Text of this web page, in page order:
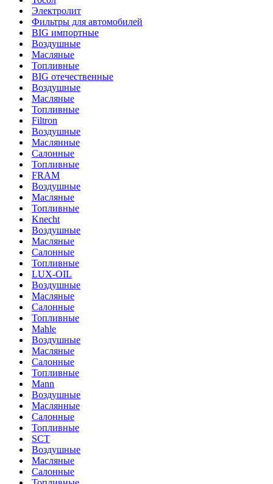
Электролит
Фильтры для автомобилей
BIG импортные
Воздушные
Масляные
Топливные
BIG отечественные
Воздушные
Масляные
Топливные
Filtron
Воздушные
Маслянные
Салонные
Топливные
FRAM
Воздушные
Масляные
Топливные
Knecht
Воздушные
Масляные
Салонные
Топливные
LUX-OIL
Воздушные
Масляные
Салонные
Топливные
Mahle
Воздушные
Масляные
Салонные
Топливные
Mann
Воздушные
Маслянные
Салонные
Топливные
SCT
Воздушные
Масляные
Салонные